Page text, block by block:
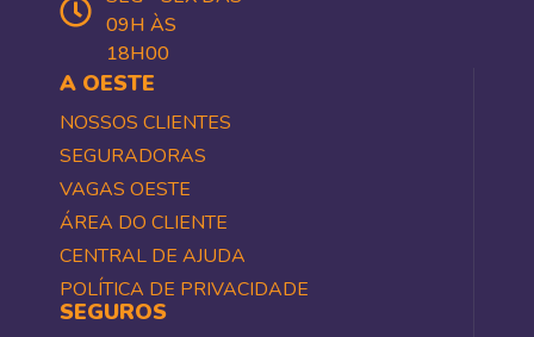
09H ÀS
18H00
A OESTE
NOSSOS CLIENTES
SEGURADORAS
VAGAS OESTE
ÁREA DO CLIENTE
CENTRAL DE AJUDA
POLÍTICA DE PRIVACIDADE
SEGUROS